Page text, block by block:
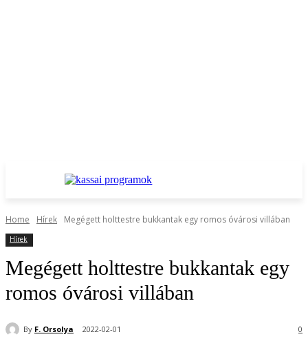
Home Hírek Megégett holttestre bukkantak egy romos óvárosi villában
Hírek
Megégett holttestre bukkantak egy
romos óvárosi villában
By F. Orsolya 2022-02-01 0